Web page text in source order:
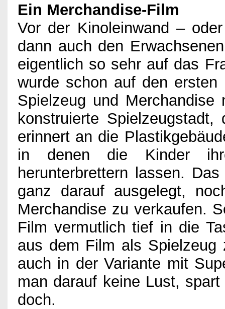
Ein Merchandise-Film
Vor der Kinoleinwand –
dann auch den
eigentlich so sehr auf das
wurde schon auf den
Spielzeug und
konstruierte Spielzeugstadt,
erinnert an die
in denen die Kinder
herunterbrettern lassen.
ganz darauf ausgelegt,
Merchandise zu verkaufen.
Film vermutlich tief in die
aus dem Film als Spielzeug
auch in der Variante mit
man darauf keine Lust,
doch.